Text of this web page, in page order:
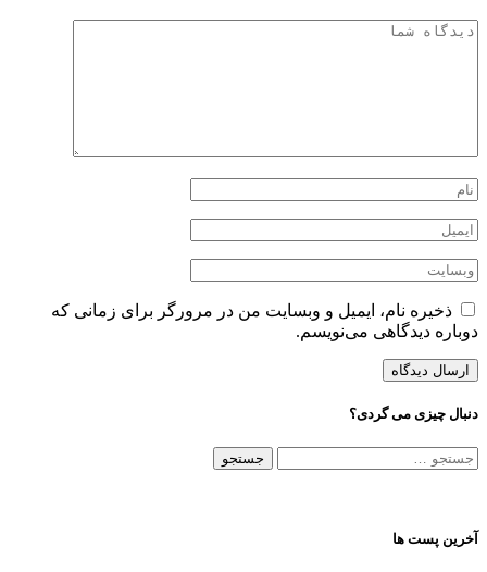
ذخیره نام، ایمیل و وبسایت من در مرورگر برای زمانی که
دوباره دیدگاهی می‌نویسم.
دنبال چیزی می گردی؟
جستجو
آخرین پست ها